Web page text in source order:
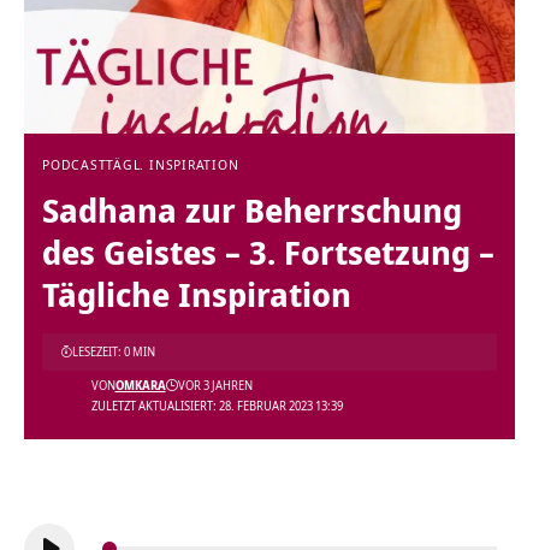
PODCASTTÄGL. INSPIRATION
Sadhana zur Beherrschung
des Geistes – 3. Fortsetzung –
Tägliche Inspiration
ZULETZT AKTUALISIERT: 28. FEBRUAR 2023 13:39
VONOMKARA VOR 3 JAHREN
LESEZEIT: 0 MIN
Audio-